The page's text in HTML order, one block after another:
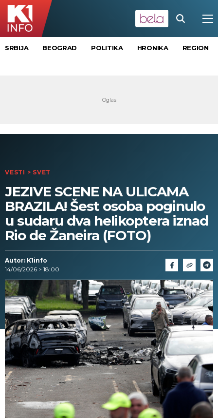
SRBIJA BEOGRAD POLITIKA HRONIKA REGION
VESTI > SVET
JEZIVE SCENE NA ULICAMA
BRAZILA! Šest osoba poginulo
u sudaru dva helikoptera iznad
Rio de Žaneira (FOTO)
Autor: K1info
14/06/2026 > 18:00